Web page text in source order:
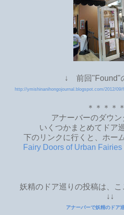
↓ 前回"Found"
http://ymishinanihongojournal.blogspot.com/2012/
＊＊＊＊
アナーバーのダウン
いくつかまとめてドア
下のリンクに行くと、ホー
Fairy Doors of Urban
妖精のドア巡りの投稿は、こ
↓↓
アナーバーで妖精のドア